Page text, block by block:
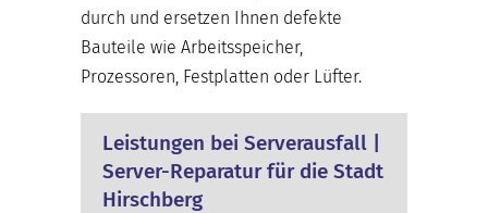
durch und ersetzen Ihnen defekte
Bauteile wie Arbeitsspeicher,
Prozessoren, Festplatten oder Lüfter.
Leistungen bei Serverausfall |
Server-Reparatur für die Stadt
Hirschberg